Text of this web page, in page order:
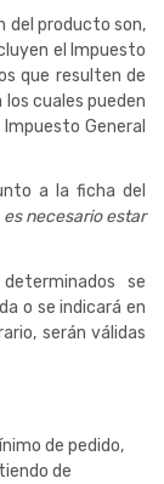
del producto son,
el Impuesto
que resulten de
cuales pueden
General
a la ficha del
es necesario estar
se
o se indicará en
serán válidas
de pedido,
de